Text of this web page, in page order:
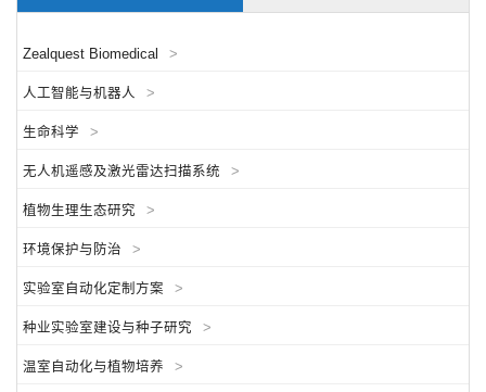
Zealquest Biomedical >
人工智能与机器人 >
生命科学 >
无人机遥感及激光雷达扫描系统 >
植物生理生态研究 >
环境保护与防治 >
实验室自动化定制方案 >
种业实验室建设与种子研究 >
温室自动化与植物培养 >